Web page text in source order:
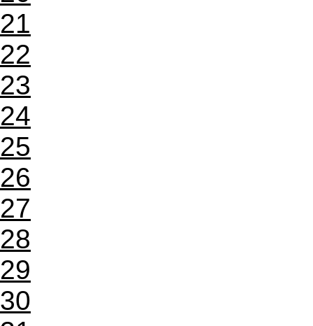
21
22
23
24
25
26
27
28
29
30